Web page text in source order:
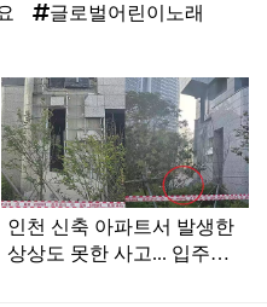
글로벌어린이노래
인천 신축 아파트서 발생한
상상도 못한 사고... 입주민